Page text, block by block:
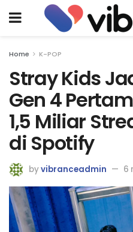
Home K-POP
Stray Kids
Gen 4
1,5 Miliar
di Spotify
byvibranceadmin 6